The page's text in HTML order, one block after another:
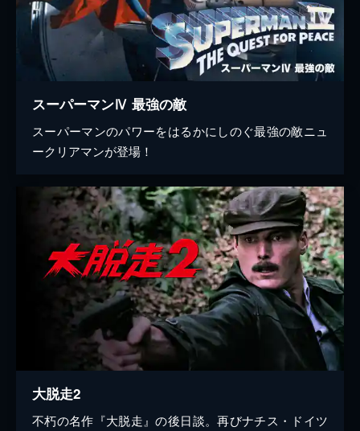
スーパーマンⅣ 最強の敵
スーパーマンのパワーをはるかにしのぐ最強の敵ニュ
ークリアマンが登場！
大脱走2
不朽の名作『大脱走』の後日談。再びナチス・ドイツ